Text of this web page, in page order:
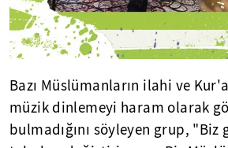
Bazı Müslümanların ilahi ve
müzik dinlemeyi haram olarak
bulmadığını söyleyen grup,